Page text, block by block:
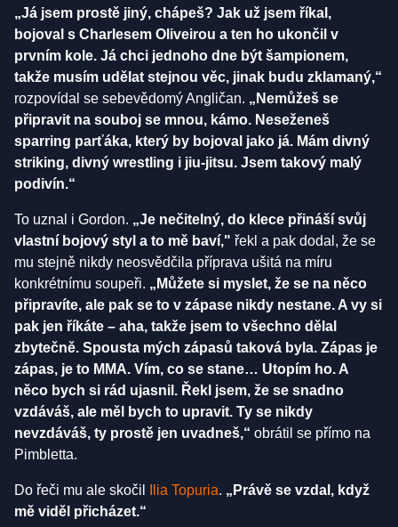
„Já jsem prostě jiný, chápeš? Jak už jsem říkal,
bojoval s Charlesem Oliveirou a ten ho ukončil v
prvním kole. Já chci jednoho dne být šampionem,
takže musím udělat stejnou věc, jinak budu zklamaný,“
rozpovídal se sebevědomý Angličan. „Nemůžeš se
připravit na souboj se mnou, kámo. Neseženeš
sparring parťáka, který by bojoval jako já. Mám divný
striking, divný wrestling i jiu-jitsu. Jsem takový malý
podivín.“
To uznal i Gordon. „Je nečitelný, do klece přináší svůj
vlastní bojový styl a to mě baví," řekl a pak dodal, že se
mu stejně nikdy neosvědčila příprava ušitá na míru
konkrétnímu soupeři. „Můžete si myslet, že se na něco
připravíte, ale pak se to v zápase nikdy nestane. A vy si
pak jen říkáte – aha, takže jsem to všechno dělal
zbytečně. Spousta mých zápasů taková byla. Zápas je
zápas, je to MMA. Vím, co se stane… Utopím ho. A
něco bych si rád ujasnil. Řekl jsem, že se snadno
vzdáváš, ale měl bych to upravit. Ty se nikdy
nevzdáváš, ty prostě jen uvadneš,“ obrátil se přímo na
Pimbletta.
Do řeči mu ale skočil Ilia Topuria. „Právě se vzdal, když
mě viděl přicházet.“